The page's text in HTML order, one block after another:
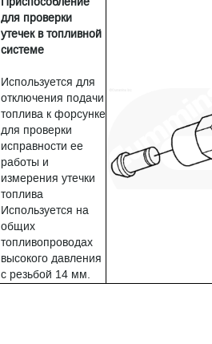
для проверки
утечек в топливной
системе
Используется для
отключения подачи
топлива к форсунке
для проверки
исправности ее
работы и
измерения утечки
топлива
Используется на
общих
топливопроводах
высокого давления
с резьбой 14 мм.